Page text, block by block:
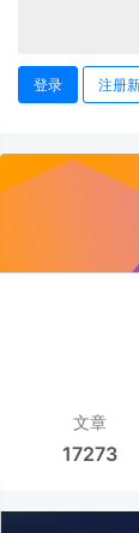
登录 注册
文章
17273